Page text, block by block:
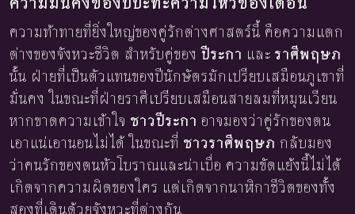
ความท้าทายที่ยิ่งใหญ่ของคู่รักต่างศาสตร์นี้ คือความแตก
ต่างของจังหวะชีวิต สำหรับคู่ของปีระกา และ ราศีพฤษภ
นั้น ฝ่ายที่เป็นตัวแทนของปีนักษัตรมักเปรียบเสมือนภูเขาที่
มั่นคง ในขณะที่ฝ่ายราศีเปรียบเสมือนสายลมที่หมุนเวียน
หากขาดความเข้าใจ ชาวปีระกา อาจมองว่าคู่รักของตน
เอาแน่เอานอนไม่ได้ ในขณะที่ ชาวราศีพฤษภ กลับมอง
ว่าคนรักของตนหัวโบราณและน่าเบื่อ ความขัดแย้งนี้ไม่ได้
เกิดจากความผิดของใคร แต่เกิดจากนาฬิกาชีวิตของทั้ง
สองที่เดินด้วยจังหวะที่ต่างกัน